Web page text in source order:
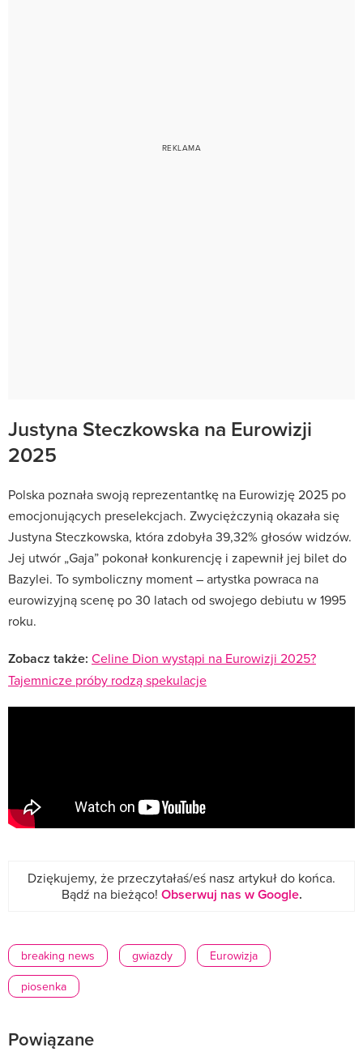
Justyna Steczkowska na Eurowizji
2025
Polska poznała swoją reprezentantkę na Eurowizję 2025 po
emocjonujących preselekcjach. Zwyciężczynią okazała się
Justyna Steczkowska, która zdobyła 39,32% głosów widzów.
Jej utwór „Gaja” pokonał konkurencję i zapewnił jej bilet do
Bazylei. To symboliczny moment – artystka powraca na
eurowizyjną scenę po 30 latach od swojego debiutu w 1995
roku.
Zobacz także: Celine Dion wystąpi na Eurowizji 2025?
Tajemnicze próby rodzą spekulacje
Dziękujemy, że przeczytałaś/eś nasz artykuł do końca.
Bądź na bieżąco! Obserwuj nas w Google.
breaking news gwiazdy
Eurowizja
piosenka
Powiązane